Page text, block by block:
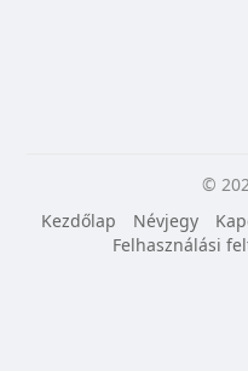
©
Kezdőlap
Névjegy
Felhasználási